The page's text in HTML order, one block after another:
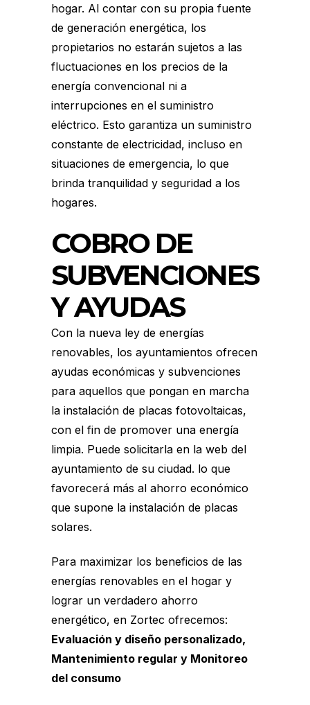
hogar. Al contar con su propia fuente
de generación energética, los
propietarios no estarán sujetos a las
fluctuaciones en los precios de la
energía convencional ni a
interrupciones en el suministro
eléctrico. Esto garantiza un suministro
constante de electricidad, incluso en
situaciones de emergencia, lo que
brinda tranquilidad y seguridad a los
hogares.
COBRO DE
SUBVENCIONES
Y AYUDAS
Con la nueva ley de energías
renovables, los ayuntamientos ofrecen
ayudas económicas y subvenciones
para aquellos que pongan en marcha
la instalación de placas fotovoltaicas,
con el fin de promover una energía
limpia. Puede solicitarla en la web del
ayuntamiento de su ciudad. lo que
favorecerá más al ahorro económico
que supone la instalación de placas
solares.
Para maximizar los beneficios de las
energías renovables en el hogar y
lograr un verdadero ahorro
energético, en Zortec ofrecemos:
Evaluación y diseño personalizado,
Mantenimiento regular y Monitoreo
del consumo